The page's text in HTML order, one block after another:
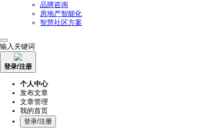
品牌咨询
房地产智能化
智慧社区方案
输入关键词
登录/注册
个人中心
发布文章
文章管理
我的首页
登录/注册